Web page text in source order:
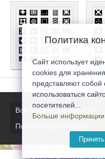
Все последние новости
Полная версия сайта
Политика
Сайт использует
cookies для
представляют
использоваться
посетителей...
Больше информации
Принять